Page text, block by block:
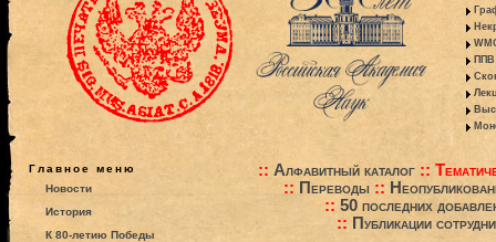
ППВ
Главное меню
Новости
История
К 80-летию Победы
:: Алфавитный каталог ::
:: Переводы::
:: 50 последних
:: Публикации